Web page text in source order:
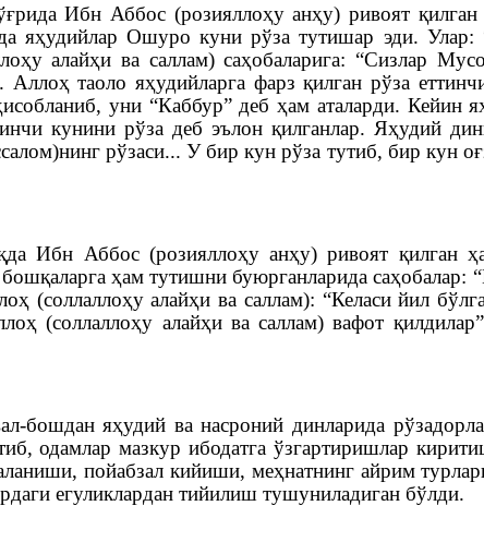
Ибн Аббос (розияллоҳу анҳу) ривоят
яҳудийлар Ошуро куни рўза тутишар эди.
алайҳи ва саллам) саҳобаларига: “Сизлар
таоло яҳудийларга фарз қилган рўза
уни “Каббур” деб ҳам аталарди. Кейин
кунини рўза деб эълон қилганлар. Яҳудий
рўзаси... У бир кун рўза тутиб, бир кун
Ибн Аббос (розияллоҳу анҳу) ривоят қилган
ҳам тутишни буюрганларида саҳобалар:
(соллаллоҳу алайҳи ва саллам): “Келаси йил
(соллаллоҳу алайҳи ва саллам) вафот
бошдан яҳудий ва насроний динларида
одамлар мазкур ибодатга ўзгартиришлар
пойабзал кийиши, меҳнатнинг айрим
егуликлардан тийилиш тушуниладиган бўлди.